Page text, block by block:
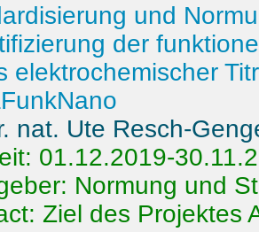
und
der
elektrochemischer
nat. Ute Resch-
01.12.2019-
Normung und
Ziel des Projektes